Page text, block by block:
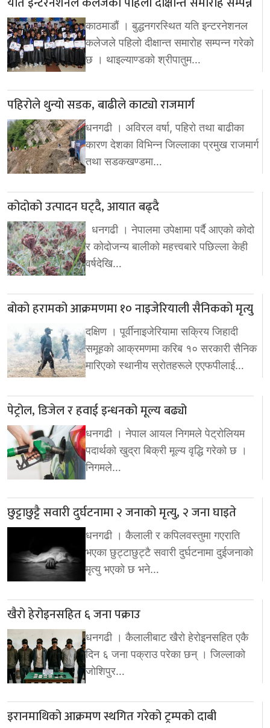
काठमाडौं । बुद्धनगरस्थित यति इन्टरनेशनल
कलेजले पहिलो दीक्षान्त समारोह सम्पन्न गरेको
छ । थाइल्याण्डको श्रीपातुम…
पहिरोले थुन्यो सडक, बाढीले काट्यो राजमार्ग
धनगढी । अविरल वर्षा, पहिरो तथा बाढीका
कारण देशका विभिन्न जिल्लाका प्रमुख राजमार्ग
तथा सडकखण्डमा…
कोदोको उत्पादन घट्दै, आयात बढ्दै
धनगढी । नेपालमा उपेक्षामा पर्दै आएको कोदो
र कोदोजन्य बालीको महत्त्वबारे पछिल्ला केही
वर्षदेखि…
बोको हरामको आक्रमणमा १० नाइजेरियाली सैनिकको मृत्यु
दक्षिण । पूर्वीनाइजेरियामा सक्रिय जिहादी
समूहको आक्रमणमा करिब १० सरकारी सैनिक
मारिएको स्थानीय स्रोतहरूले एएफपीलाई…
पेट्रोल, डिजेल र हवाई इन्धनको मूल्य बढ्यो
धनगढी । नेपाल आयल निगमले पेट्रोलियम
पदार्थको खुद्रा बिक्री मूल्य वृद्धि गरेको छ ।
निगमले…
छुट्टाछुट्टै सवारी दुर्घटनामा २ जनाको मृत्यु, २ जना घाइते
धनगढी । कैलाली र कपिलवस्तुमा गएराति
भएका छुट्टाछुट्टै सवारी दुर्घटनामा दुईजनाको
मृत्यु भएको छ भने…
खैरो हेरोइनसहित ६ जना पक्राउ
धनगढी । कैलालीबाट खैरो हेरोइनसहित एकै
दिन ६ जना पक्राउ परेका छन् । जिल्लाको
जोशिपुर…
इरानमाथिको आक्रमण स्थगित गरेको ट्रम्पको दाबी